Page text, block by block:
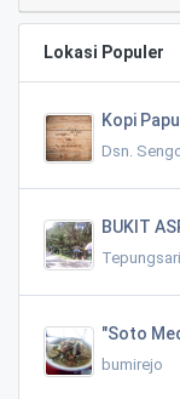
Lokasi Populer
Kopi
Dsn.
BUKIT
"Soto
bumirejo